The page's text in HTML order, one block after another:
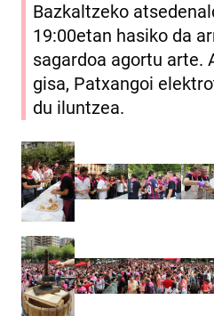
Bazkaltzeko
19:00etan hasiko da
sagardoa agortu arte.
gisa, Patxangoi
du iluntzea.